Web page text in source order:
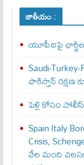
జాతీయం :
యూపీఐపై
Saudi-
పాకిస్తాన్ రక్షణ
పెళ్లి కోసం
Spain Italy
Crisis,
వేల మంది